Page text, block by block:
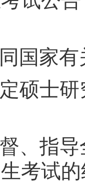
同国家
定硕士
督、指
考试